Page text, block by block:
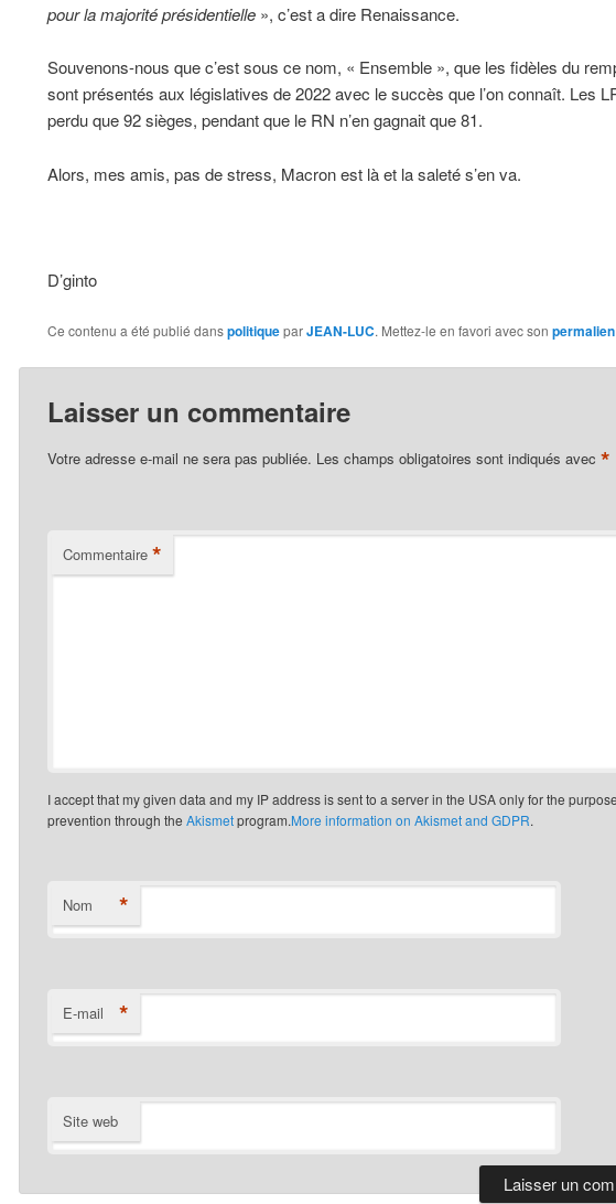
pour la majorité présidentielle», c’est a dire Renaissance.
Souvenons-nous que c’est sous ce nom, « Ensemble », que les fidèles du
sont présentés aux législatives de 2022 avec le succès que l’on connaît. Les
perdu que 92 sièges, pendant que le RN n’en gagnait que 81.
Alors, mes amis, pas de stress, Macron est là et la saleté s’en va.
D’ginto
Ce contenu a été publié danspolitiqueparJEAN-LUC. Mettez-le en favori avec son permalien
Laisser un commentaire
Votre adresse e-mail ne sera pas publiée. Les champs obligatoires sont indiqués avec *
Commentaire *
I accept that my given data and my IP address is sent to a server in the USA only for the
prevention through the Akismetprogram.More information on Akismet and GDPR.
Nom *
E-mail *
Site web